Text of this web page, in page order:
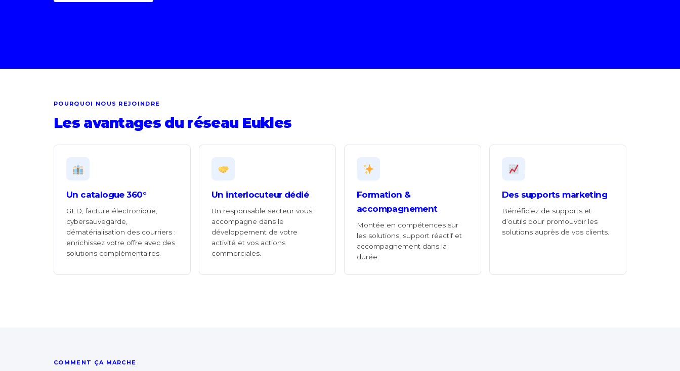
POURQUOI NOUS REJOINDRE
Les avantages du réseau Eukles
Un catalogue 360°
GED, facture électronique,
cybersauvegarde,
dématérialisation des courriers :
enrichissez votre offre avec des
solutions complémentaires.
Un interlocuteur dédié
Un responsable secteur vous
accompagne dans le
développement de votre
activité et vos actions
commerciales.
Formation &
accompagnement
Montée en compétences sur
les solutions, support réactif et
accompagnement dans la
durée.
Des supports marketing
Bénéficiez de supports et
d’outils pour promouvoir les
solutions auprès de vos clients.
COMMENT ÇA MARCHE